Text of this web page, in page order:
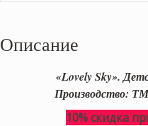
Описание
«Lovely Sky».
Производство:
10% скидка